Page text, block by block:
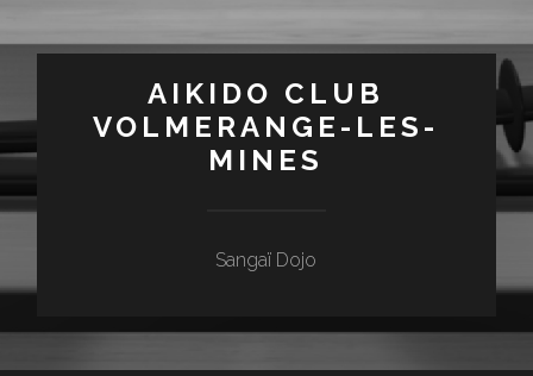
AIKIDO CLUB
VOLMERANGE-LES-
MINES
Sangaï Dojo